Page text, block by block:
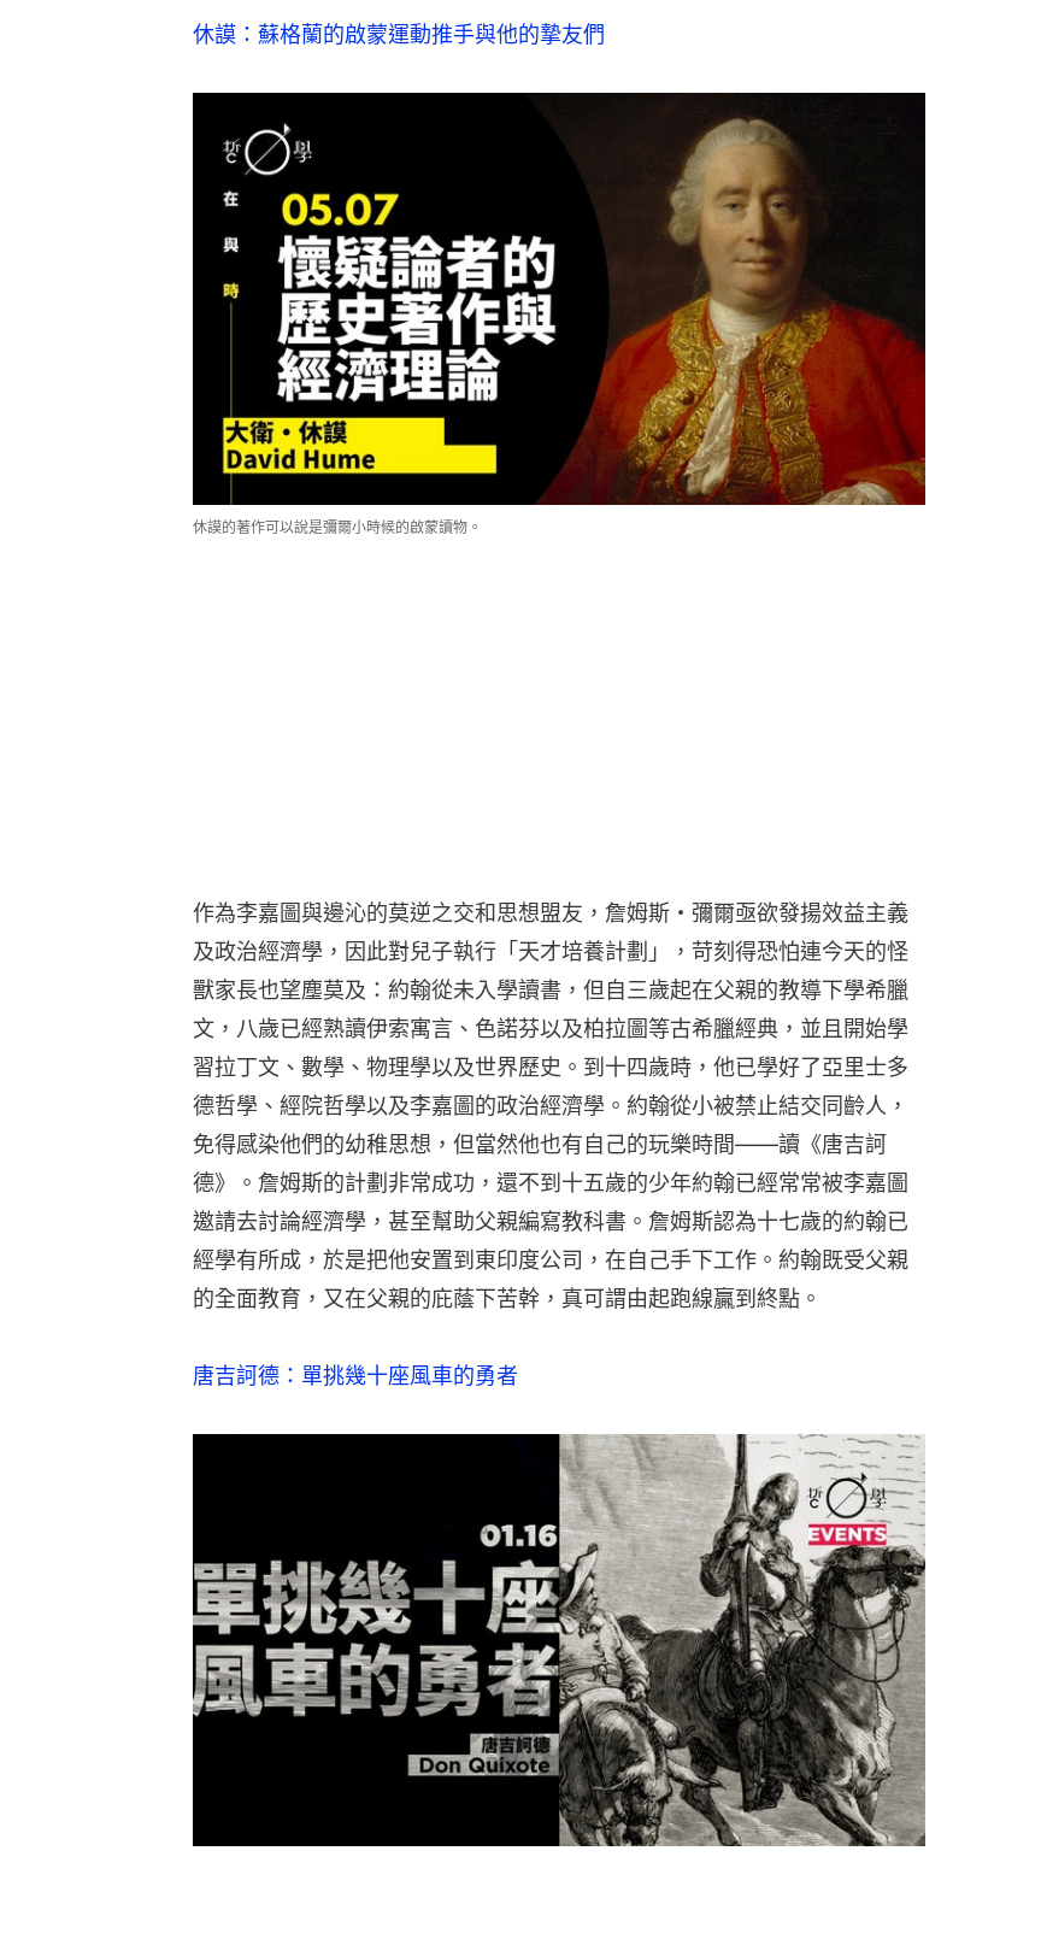
休謨：蘇格蘭的啟蒙運動推手與他的摯友們
休謨的著作可以說是彌爾小時候的啟蒙讀物。
作為李嘉圖與邊沁的莫逆之交和思想盟友，詹姆斯・彌爾亟欲發揚效益主義
及政治經濟學，因此對兒子執行「天才培養計劃」，苛刻得恐怕連今天的怪
獸家長也望塵莫及：約翰從未入學讀書，但自三歲起在父親的教導下學希臘
文，八歲已經熟讀伊索寓言、色諾芬以及柏拉圖等古希臘經典，並且開始學
習拉丁文、數學、物理學以及世界歷史。到十四歲時，他已學好了亞里士多
德哲學、經院哲學以及李嘉圖的政治經濟學。約翰從小被禁止結交同齡人，
免得感染他們的幼稚思想，但當然他也有自己的玩樂時間——讀《唐吉訶
德》。詹姆斯的計劃非常成功，還不到十五歲的少年約翰已經常常被李嘉圖
邀請去討論經濟學，甚至幫助父親編寫教科書。詹姆斯認為十七歲的約翰已
經學有所成，於是把他安置到東印度公司，在自己手下工作。約翰既受父親
的全面教育，又在父親的庇蔭下苦幹，真可謂由起跑線贏到終點。
唐吉訶德：單挑幾十座風車的勇者